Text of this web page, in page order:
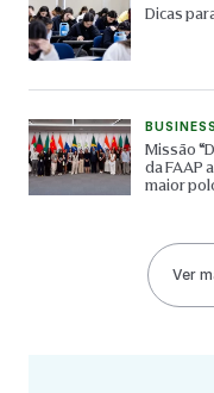
Dicas
Missão
da FAAP
maior
Ver